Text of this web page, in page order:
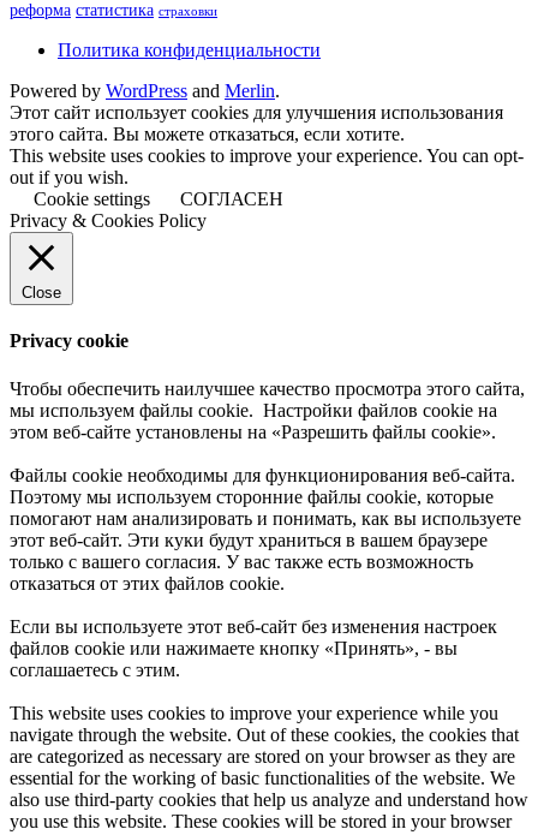
реформа статистика страховки
Политика конфиденциальности
Powered by WordPress and Merlin.
Этот сайт использует cookies для улучшения использования
этого сайта. Вы можете отказаться, если хотите.
This website uses cookies to improve your experience. You can opt-
out if you wish.
Cookie settings
СОГЛАСЕН
Privacy & Cookies Policy
Close
Privacy cookie
Чтобы обеспечить наилучшее качество просмотра этого сайта,
мы используем файлы cookie. Настройки файлов cookie на
этом веб-сайте установлены на «Разрешить файлы cookie».
Файлы cookie необходимы для функционирования веб-сайта.
Поэтому мы используем сторонние файлы cookie, которые
помогают нам анализировать и понимать, как вы используете
этот веб-сайт. Эти куки будут храниться в вашем браузере
только с вашего согласия. У вас также есть возможность
отказаться от этих файлов cookie.
Если вы используете этот веб-сайт без изменения настроек
файлов cookie или нажимаете кнопку «Принять», - вы
соглашаетесь с этим.
This website uses cookies to improve your experience while you
navigate through the website. Out of these cookies, the cookies that
are categorized as necessary are stored on your browser as they are
essential for the working of basic functionalities of the website. We
also use third-party cookies that help us analyze and understand how
you use this website. These cookies will be stored in your browser